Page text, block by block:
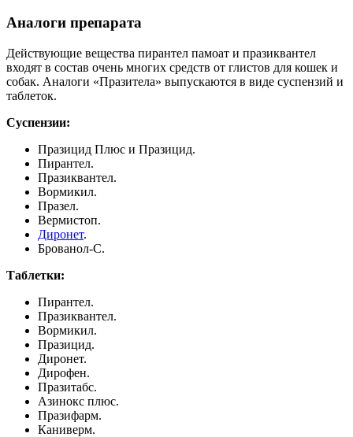
Аналоги препарата
Действующие вещества пирантел памоат и празиквантел
входят в состав очень многих средств от глистов для кошек и
собак. Аналоги «Празитела» выпускаются в виде суспензий и
таблеток.
Суспензии:
Празицид Плюс и Празицид.
Пирантел.
Празиквантел.
Вормикил.
Празел.
Вермистоп.
Диронет.
Брованол-С.
Таблетки:
Пирантел.
Празиквантел.
Вормикил.
Празицид.
Диронет.
Дирофен.
Празитабс.
Азинокс плюс.
Празифарм.
Каниверм.